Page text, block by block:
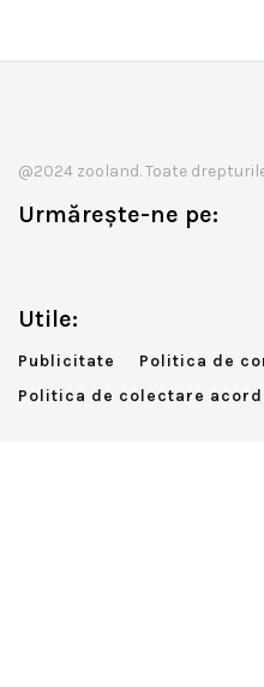
@2024 zooland. Toate
Urmărește-ne pe:
Utile:
Publicitate
Politica de
Politica de colectare